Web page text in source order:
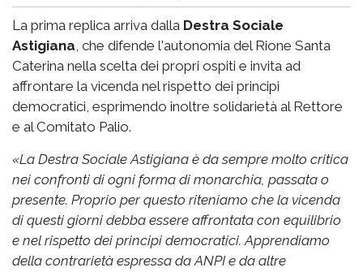
La prima replica arriva dalla Destra Sociale
Astigiana, che difende l'autonomia del Rione Santa
Caterina nella scelta dei propri ospiti e invita ad
affrontare la vicenda nel rispetto dei principi
democratici, esprimendo inoltre solidarietà al Rettore
e al Comitato Palio.
«La Destra Sociale Astigiana è da sempre molto critica
nei confronti di ogni forma di monarchia, passata o
presente. Proprio per questo riteniamo che la vicenda
di questi giorni debba essere affrontata con equilibrio
e nel rispetto dei principi democratici.Apprendiamo
della contrarietà espressa da ANPI e da altre